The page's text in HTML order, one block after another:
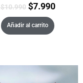
$10.990 $7.990
Añadir al carrito